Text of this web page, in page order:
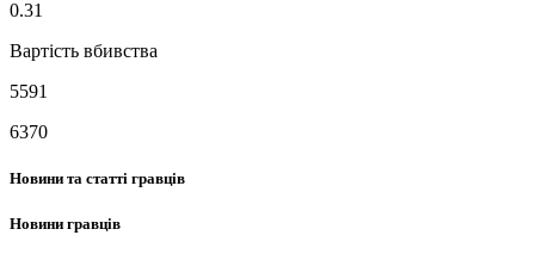
0.31
Вартість вбивства
5591
6370
Новини та статті гравців
Новини гравців